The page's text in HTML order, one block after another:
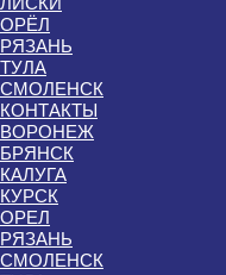
ОРЁЛ
РЯЗАНЬ
ТУЛА
СМОЛЕНСК
КОНТАКТЫ
ВОРОНЕЖ
БРЯНСК
КАЛУГА
КУРСК
ОРЕЛ
РЯЗАНЬ
СМОЛЕНСК